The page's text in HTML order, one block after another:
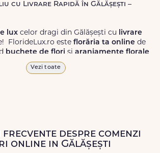
cu Livrare Rapidă în Gălășești –
lux celor dragi din Gălășești cu livrare
FlorideLux.ro este florăria ta online de
buchete de flori și aranjamente florale
în Gălășești și în toată România.
de florichiar și în weekend, pentru ca tu
gest frumos atunci când ai nevoie.
Vezi toate
despre comenzi
online in Gălășești